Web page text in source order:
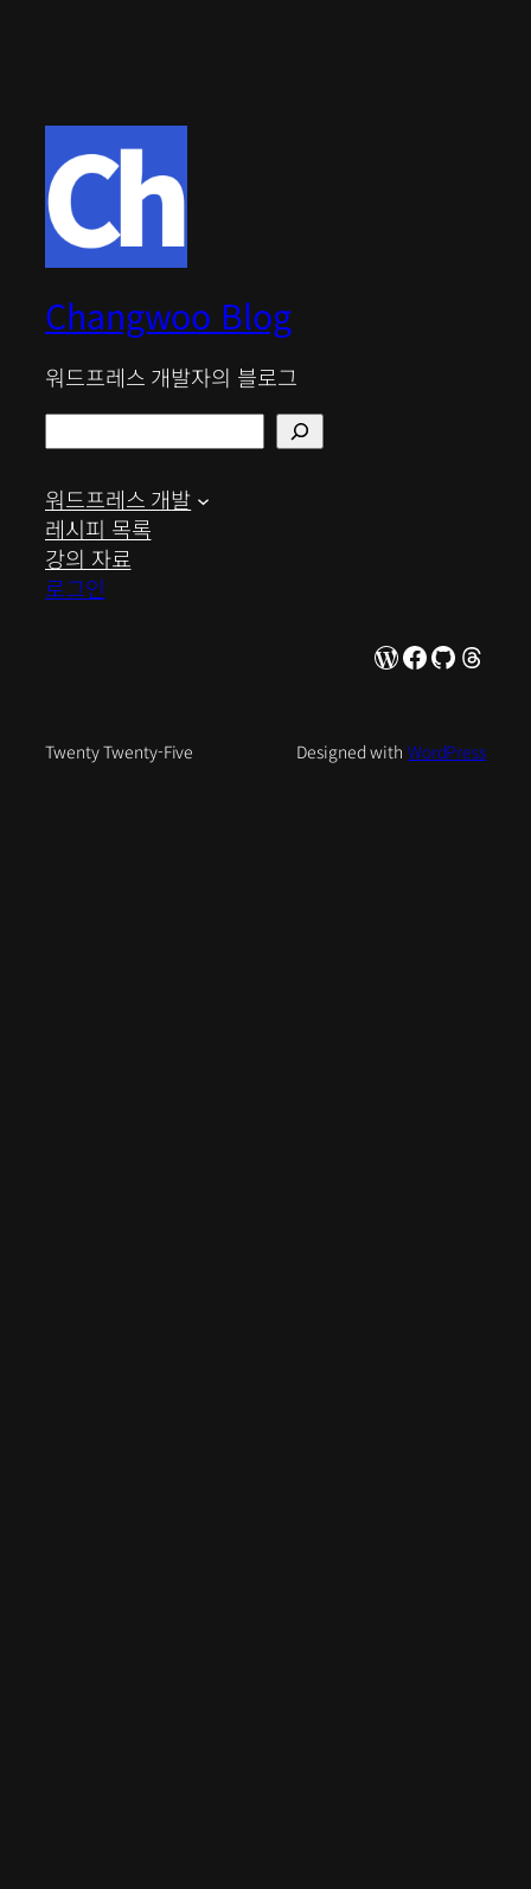
Changwoo Blog
워드프레스 개발자의 블로그
색
워드프레스 개발
레시피 목록
강의 자료
로그인
WordPress
Facebook
GitHub
Twenty Twenty-Five Designed with WordPress